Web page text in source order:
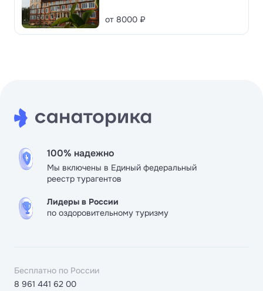
от 8000 ₽
100% надежно
Мы включены в Единый федеральный
реестр турагентов
Лидеры в России
по оздоровительному туризму
Бесплатно по России
8 961 441 62 00